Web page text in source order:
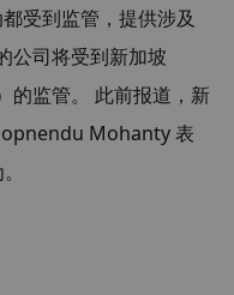
受到监管，提供涉及
公司将受到新加坡
的监管。 此前报道，新
Mohanty 表